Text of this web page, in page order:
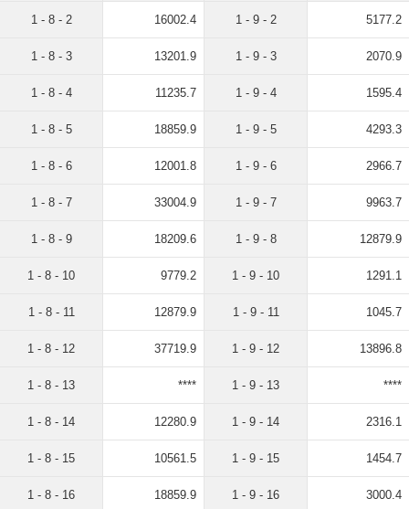
1 - 8 - 2 16002.4
1 - 8 - 3 13201.9
1 - 8 - 4 11235.7
1 - 8 - 5 18859.9
1 - 8 - 6 12001.8
1 - 8 - 7 33004.9
1 - 8 - 9 18209.6
1 - 8 - 10 9779.2
1 - 8 - 11 12879.9
1 - 8 - 12 37719.9
1 - 8 - 13 ****
1 - 8 - 14 12280.9
1 - 8 - 15 10561.5
1 - 8 - 16 18859.9
1 - 9 - 2 5177.2
1 - 9 - 3 2070.9
1 - 9 - 4 1595.4
1 - 9 - 5 4293.3
1 - 9 - 6 2966.7
1 - 9 - 7 9963.7
1 - 9 - 8 12879.9
1 - 9 - 10 1291.1
1 - 9 - 11 1045.7
1 - 9 - 12 13896.8
1 - 9 - 13 ****
1 - 9 - 14 2316.1
1 - 9 - 15 1454.7
1 - 9 - 16 3000.4